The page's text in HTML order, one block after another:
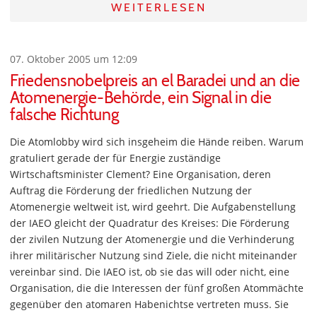
WEITERLESEN
07. Oktober 2005 um 12:09
Friedensnobelpreis an el Baradei und an die
Atomenergie-Behörde, ein Signal in die
falsche Richtung
Die Atomlobby wird sich insgeheim die Hände reiben. Warum
gratuliert gerade der für Energie zuständige
Wirtschaftsminister Clement? Eine Organisation, deren
Auftrag die Förderung der friedlichen Nutzung der
Atomenergie weltweit ist, wird geehrt. Die Aufgabenstellung
der IAEO gleicht der Quadratur des Kreises: Die Förderung
der zivilen Nutzung der Atomenergie und die Verhinderung
ihrer militärischer Nutzung sind Ziele, die nicht miteinander
vereinbar sind. Die IAEO ist, ob sie das will oder nicht, eine
Organisation, die die Interessen der fünf großen Atommächte
gegenüber den atomaren Habenichtse vertreten muss. Sie